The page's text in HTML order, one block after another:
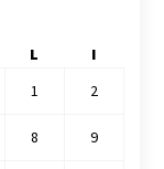
L
I
1
2
8 9